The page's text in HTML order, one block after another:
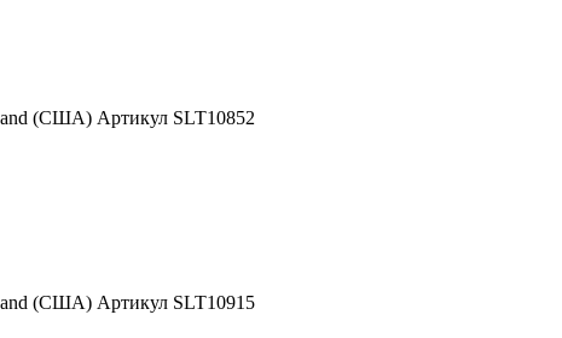
(США) Артикул SLT10852
(США) Артикул SLT10915